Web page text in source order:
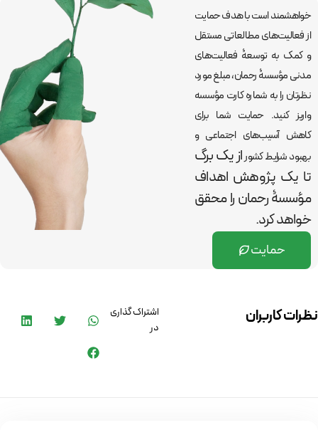
خواهشمند است با هدف حمایت
از فعالیت‌های مطالعاتی مستقل
و کمک به توسعۀ فعالیت‌های
مدنی مؤسسۀ رحمان، مبلغ مورد
نظرتان را به شماره کارت مؤسسه
واریز کنید. حمایت شما برای
کاهش آسیب‌های اجتماعی و
بهبود شرایط کشوراز یک برگ
تا یک پژوهش اهداف
مؤسسۀ رحمان رامحقق
خواهد کرد.
حمایت
نظرات کاربران
اشتراک گذاری
در